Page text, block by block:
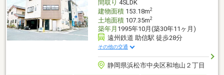
間取り 4SLDK
建物面積153.18m2
土地面積107.35m2
築年月 1995年10月(築30年11ヶ月)
遠州鉄道 助信駅 徒歩28分
その他の交通
静岡県浜松市中央区和地山２丁目